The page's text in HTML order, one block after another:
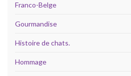
Franco-Belge
Gourmandise
Histoire de chats.
Hommage